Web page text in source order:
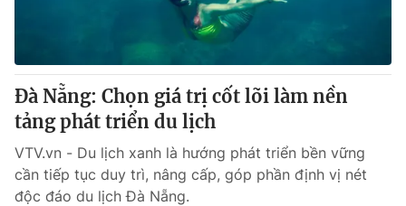
® Cấm sao chép dưới mọi hình thức nếu không có sự chấp
thuận bằng văn bản. Ghi rõ nguồn VTV.vn khi phát hành lại
thông tin từ website này.
Đà Nẵng: Chọn giá trị cốt lõi làm nền
tảng phát triển du lịch
VTV.vn - Du lịch xanh là hướng phát triển bền vững
cần tiếp tục duy trì, nâng cấp, góp phần định vị nét
độc đáo du lịch Đà Nẵng.